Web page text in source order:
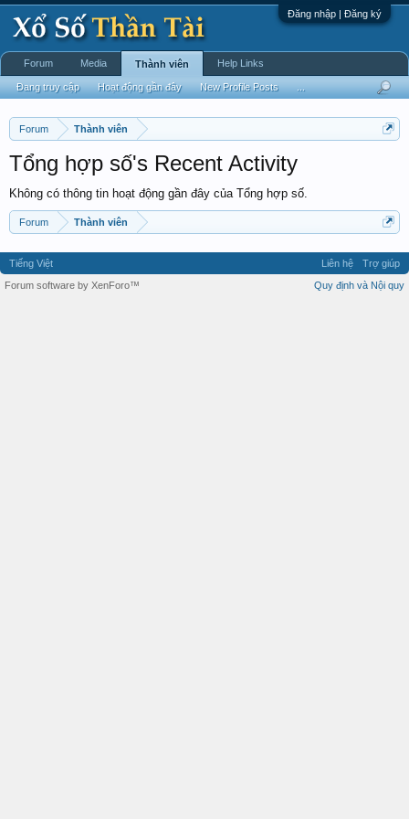
Đăng nhập | Đăng ký
Forum Thành viên
Tổng hợp số's Recent Activity
Không có thông tin hoạt động gần đây của Tổng hợp số.
Forum Thành viên
Forum Media Thành viên
Đang truy cập Hoạt động gần đây New Profile Posts
Help Links
Tiếng Việt Liên hệ
Trợ giúp
Quy định và Nội quy
Forum software by XenForo™